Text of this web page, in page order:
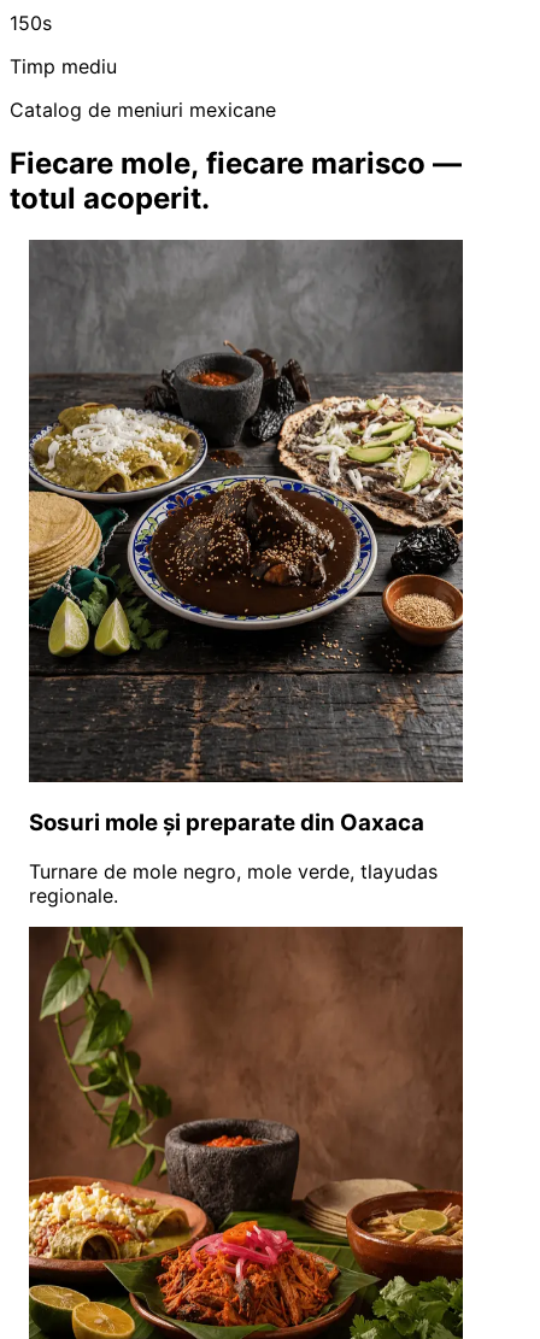
150s
Timp mediu
Catalog de meniuri mexicane
Fiecare mole, fiecare marisco —
totul acoperit.
Sosuri mole și preparate din Oaxaca
Turnare de mole negro, mole verde, tlayudas
regionale.